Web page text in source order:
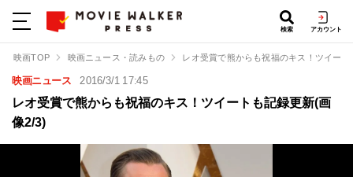
検索 アカウント
映画TOP 映画ニュース・読みもの レオ受賞で熊からも祝福のキス！ツイート
映画ニュース 2016/3/1 17:45
レオ受賞で熊からも祝福のキス！ツイートも記録更新(画
像2/3)